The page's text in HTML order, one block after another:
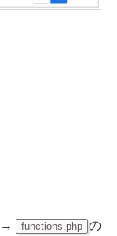
→ functions.php の